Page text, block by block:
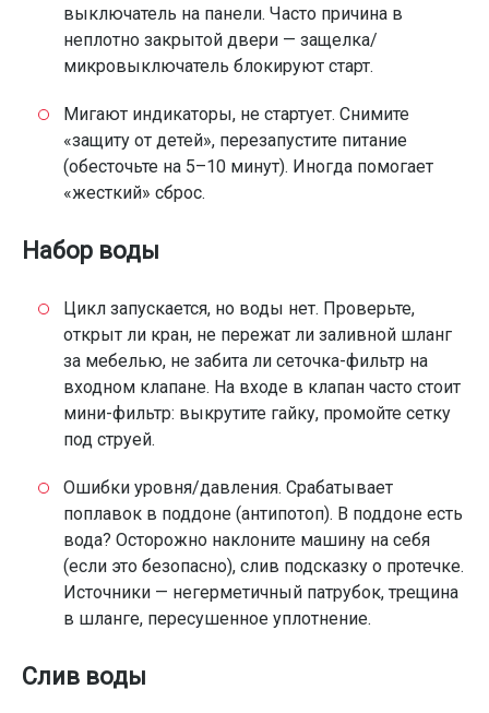
выключатель на панели. Часто причина в
неплотно закрытой двери — защелка/
микровыключатель блокируют старт.
Мигают индикаторы, не стартует. Снимите
«защиту от детей», перезапустите питание
(обесточьте на 5–10 минут). Иногда помогает
«жесткий» сброс.
Набор воды
Цикл запускается, но воды нет. Проверьте,
открыт ли кран, не пережат ли заливной шланг
за мебелью, не забита ли сеточка-фильтр на
входном клапане. На входе в клапан часто стоит
мини-фильтр: выкрутите гайку, промойте сетку
под струей.
Ошибки уровня/давления. Срабатывает
поплавок в поддоне (антипотоп). В поддоне есть
вода? Осторожно наклоните машину на себя
(если это безопасно), слив подсказку о протечке.
Источники — негерметичный патрубок, трещина
в шланге, пересушенное уплотнение.
Слив воды